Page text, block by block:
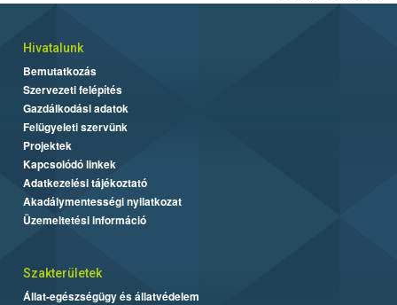
Hivatalunk
Bemutatkozás
Szervezeti felépítés
Gazdálkodási adatok
Felügyeleti szervünk
Projektek
Kapcsolódó linkek
Adatkezelési tájékoztató
Akadálymentességi nyilatkozat
Üzemeltetési információ
Szakterületek
Állat-egészségügy és állatvédelem